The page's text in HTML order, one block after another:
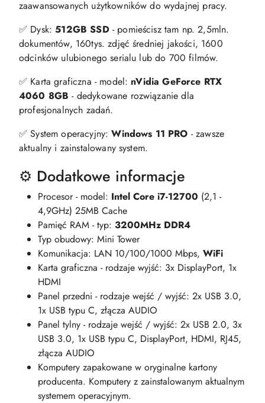
zaawansowanych użytkowników do wydajnej pracy.
✅ Dysk:512GB SSD- pomieścisz tam np. 2,5mln.
dokumentów, 160tys. zdjęć średniej jakości, 1600
odcinków ulubionego serialu lub do 700 filmów.
✅ Karta graficzna - model: nVidia GeForce RTX
4060 8GB- dedykowane rozwiązanie dla
profesjonalnych zadań.
✅ System operacyjny:Windows 11 PRO - zawsze
aktualny i zainstalowany system.
⚙️ Dodatkowe informacje
Procesor - model: Intel Core i7-12700 (2,1 -
4,9GHz) 25MB Cache
Pamięć RAM - typ: 3200MHz DDR4
Typ obudowy: Mini Tower
Komunikacja: LAN 10/100/1000 Mbps, WiFi
Karta graficzna - rodzaje wyjść: 3x DisplayPort, 1x
HDMI
Panel przedni - rodzaje wejść / wyjść: 2x USB 3.0,
1x USB typu C, złącza AUDIO
Panel tylny - rodzaje wejść / wyjść: 2x USB 2.0, 3x
USB 3.0, 1x USB typu C, DisplayPort, HDMI, RJ45,
złącza AUDIO
Komputery zapakowane w oryginalne kartony
producenta. Komputery z zainstalowanym aktualnym
systemem operacyjnym.